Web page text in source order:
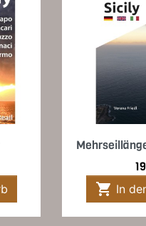

 In